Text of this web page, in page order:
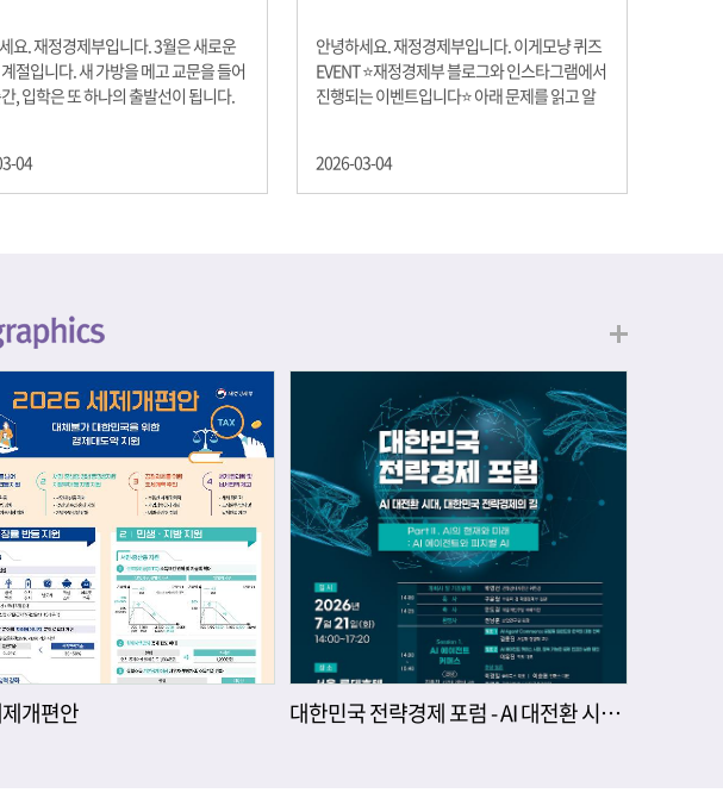
요. 재정경제부입니다. 3월은 새로운
절입니다. 새 가방을 메고 교문을 들어
, 입학은 또 하나의 출발선이 됩니다.
합니다. 입학이라는 순간을 경제의 시
라보면, 우리는 한 가지 중요한 개념을
과의 협업, 다양한 활동 속에서 얻는
경험은 모두 개인의 역량으로 축적됩
제학에서는 이.......
04
안녕하세요. 재정경제부입니다. 이게모냥 퀴즈
EVENT ⭐재정경제부 블로그와 인스타그램에서
진행되는 이벤트입니다⭐ 아래 문제를 읽고 알
자용 국채를 3월에는 전월보다 발행규모를 100
억원 확대합니다. 2026년 3월에 발행 예정인 ⎾
폰 (60명) 참여.......
2026-03-04
개편안 대한민국 전략경제 포럼 - AI 대전환 시대, 대한민국 전략경제의 길